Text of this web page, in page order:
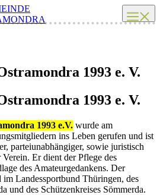
1993 e. V.
1993 e. V.
1993 e.V. wurde am
ins Leben gerufen und ist
parteiunabhängiger, sowie juristisch
Verein. Er dient der Pflege des
des Amateurgedankens. Der
Landessportbund Thüringen, des
und des Schützenkreises Sömmerda.